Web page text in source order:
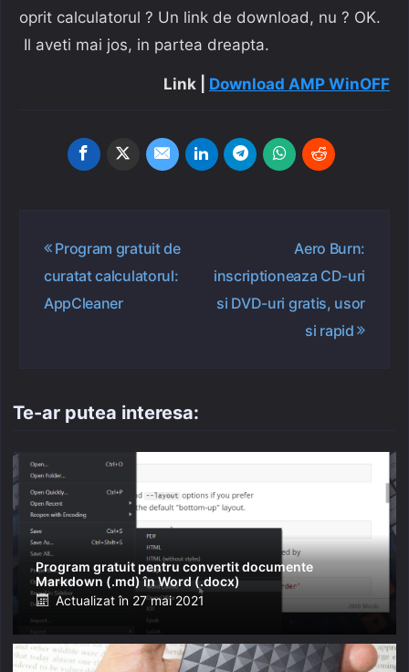
oprit calculatorul ? Un link de download, nu ? OK.
Il aveti mai jos, in partea dreapta.
Link | Download AMP WinOFF
Navigare
articole
Program gratuit de
curatat calculatorul:
AppCleaner
Aero Burn:
inscriptioneaza CD-uri
si DVD-uri gratis, usor
si rapid
Te-ar putea interesa:
Program gratuit pentru convertit documente
Markdown (.md) în Word (.docx)
Posted
Actualizat în 27 mai 2021